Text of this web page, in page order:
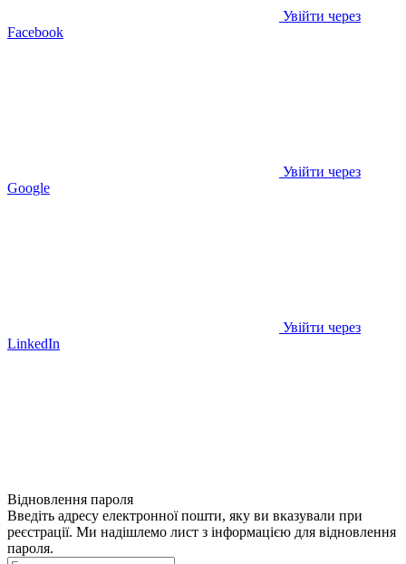
Увійти через
Facebook
Увійти через
Google
Увійти через
LinkedIn
Відновлення пароля
Введіть адресу електронної пошти, яку ви вказували при
реєстрації. Ми надішлемо лист з інформацією для відновлення
пароля.